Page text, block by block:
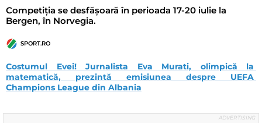
Competiția se desfășoară în perioada 17-20 iulie la
Bergen, în Norvegia.
SPORT.RO
Costumul Evei! Jurnalista Eva Murati, olimpică la
matematică, prezintă emisiunea despre UEFA
Champions League din Albania